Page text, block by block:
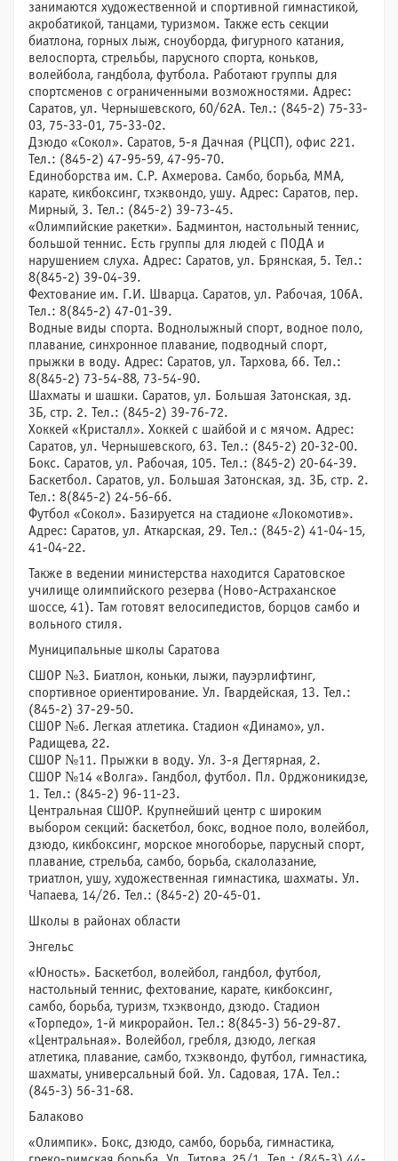
занимаются художественной и спортивной гимнастикой,
акробатикой, танцами, туризмом. Также есть секции
биатлона, горных лыж, сноуборда, фигурного катания,
велоспорта, стрельбы, парусного спорта, коньков,
волейбола, гандбола, футбола. Работают группы для
спортсменов с ограниченными возможностями. Адрес:
Саратов, ул. Чернышевского, 60/62А. Тел.: (845-2) 75-33-
03, 75-33-01, 75-33-02.
Дзюдо «Сокол». Саратов, 5-я Дачная (РЦСП), офис 221.
Тел.: (845-2) 47-95-59, 47-95-70.
Единоборства им. С.Р. Ахмерова. Самбо, борьба, ММА,
карате, кикбоксинг, тхэквондо, ушу. Адрес: Саратов, пер.
Мирный, 3. Тел.: (845-2) 39-73-45.
«Олимпийские ракетки». Бадминтон, настольный теннис,
большой теннис. Есть группы для людей с ПОДА и
нарушением слуха. Адрес: Саратов, ул. Брянская, 5. Тел.:
8(845-2) 39-04-39.
Фехтование им. Г.И. Шварца. Саратов, ул. Рабочая, 106А.
Тел.: 8(845-2) 47-01-39.
Водные виды спорта. Воднолыжный спорт, водное поло,
плавание, синхронное плавание, подводный спорт,
прыжки в воду. Адрес: Саратов, ул. Тархова, 66. Тел.:
8(845-2) 73-54-88, 73-54-90.
Шахматы и шашки. Саратов, ул. Большая Затонская, зд.
3Б, стр. 2. Тел.: (845-2) 39-76-72.
Хоккей «Кристалл». Хоккей с шайбой и с мячом. Адрес:
Саратов, ул. Чернышевского, 63. Тел.: (845-2) 20-32-00.
Бокс. Саратов, ул. Рабочая, 105. Тел.: (845-2) 20-64-39.
Баскетбол. Саратов, ул. Большая Затонская, зд. 3Б, стр. 2.
Тел.: 8(845-2) 24-56-66.
Футбол «Сокол». Базируется на стадионе «Локомотив».
Адрес: Саратов, ул. Аткарская, 29. Тел.: (845-2) 41-04-15,
41-04-22.
Также в ведении министерства находится Саратовское
училище олимпийского резерва (Ново-Астраханское
шоссе, 41). Там готовят велосипедистов, борцов самбо и
вольного стиля.
Муниципальные школы Саратова
СШОР №3. Биатлон, коньки, лыжи, пауэрлифтинг,
спортивное ориентирование. Ул. Гвардейская, 13. Тел.:
(845-2) 37-29-50.
СШОР №6. Легкая атлетика. Стадион «Динамо», ул.
Радищева, 22.
СШОР №11. Прыжки в воду. Ул. 3-я Дегтярная, 2.
СШОР №14 «Волга». Гандбол, футбол. Пл. Орджоникидзе,
1. Тел.: (845-2) 96-11-23.
Центральная СШОР. Крупнейший центр с широким
выбором секций: баскетбол, бокс, водное поло, волейбол,
дзюдо, кикбоксинг, морское многоборье, парусный спорт,
плавание, стрельба, самбо, борьба, скалолазание,
триатлон, ушу, художественная гимнастика, шахматы. Ул.
Чапаева, 14/26. Тел.: (845-2) 20-45-01.
Школы в районах области
Энгельс
«Юность». Баскетбол, волейбол, гандбол, футбол,
настольный теннис, фехтование, карате, кикбоксинг,
самбо, борьба, туризм, тхэквондо, дзюдо. Стадион
«Торпедо», 1-й микрорайон. Тел.: 8(845-3) 56-29-87.
«Центральная». Волейбол, гребля, дзюдо, легкая
атлетика, плавание, самбо, тхэквондо, футбол, гимнастика,
шахматы, универсальный бой. Ул. Садовая, 17А. Тел.:
(845-3) 56-31-68.
Балаково
«Олимпик». Бокс, дзюдо, самбо, борьба, гимнастика,